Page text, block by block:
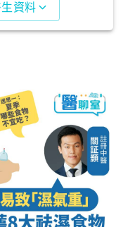
資料